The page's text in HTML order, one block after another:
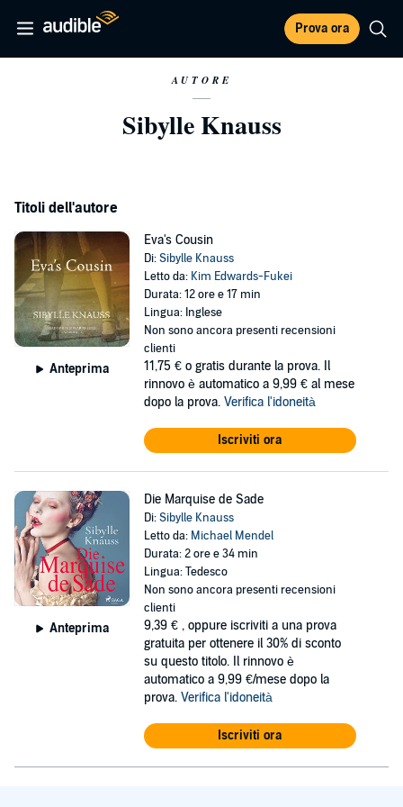
Prova ora
AUTORE
Sibylle Knauss
Titoli dell'autore
Anteprima
Eva's Cousin
Di:Sibylle Knauss
Letto da: Kim Edwards-Fukei
Durata: 12 ore e 17 min
Lingua: Inglese
Non sono ancora presenti recensioni
clienti
11,75 € o gratis durante la prova. Il
rinnovo è automatico a 9,99 € al mese
dopo la prova. Verifica l'idoneità
Iscriviti ora
Anteprima
Die Marquise de Sade
Di:Sibylle Knauss
Letto da: Michael Mendel
Durata: 2 ore e 34 min
Lingua: Tedesco
Non sono ancora presenti recensioni
clienti
9,39 € , oppure iscriviti a una prova
gratuita per ottenere il 30% di sconto
su questo titolo. Il rinnovo è
automatico a 9,99 €/mese dopo la
prova. Verifica l'idoneità
Iscriviti ora